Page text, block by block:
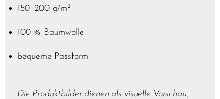
150–200 g/m²
100 % Baumwolle
bequeme Passform
Die Produktbilder dienen als visuelle Vorschau,